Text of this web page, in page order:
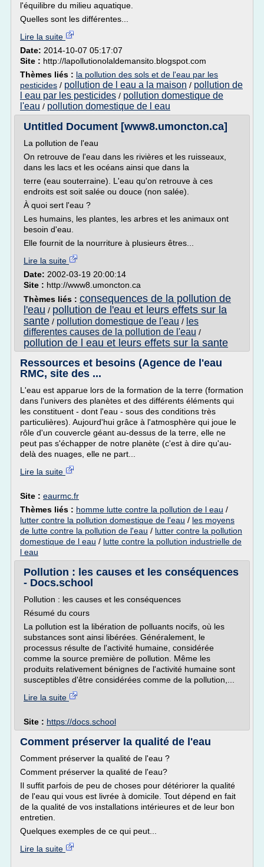
l'équilibre du milieu aquatique.
Quelles sont les différentes...
Lire la suite
Date: 2014-10-07 05:17:07
Site : http://lapollutionolaldemansito.blogspot.com
Thèmes liés : la pollution des sols et de l'eau par les
pesticides / pollution de l eau a la maison / pollution de
l eau par les pesticides / pollution domestique de
l'eau / pollution domestique de l eau
Untitled Document [www8.umoncton.ca]
La pollution de l'eau
On retrouve de l'eau dans les rivières et les ruisseaux,
dans les lacs et les océans ainsi que dans la
terre (eau souterraine). L'eau qu'on retrouve à ces
endroits est soit salée ou douce (non salée).
À quoi sert l'eau ?
Les humains, les plantes, les arbres et les animaux ont
besoin d'eau.
Elle fournit de la nourriture à plusieurs êtres...
Lire la suite
Date: 2002-03-19 20:00:14
Site : http://www8.umoncton.ca
Thèmes liés : consequences de la pollution de
l'eau / pollution de l'eau et leurs effets sur la
sante / pollution domestique de l'eau / les
differentes causes de la pollution de l'eau /
pollution de l eau et leurs effets sur la sante
Ressources et besoins (Agence de l'eau
RMC, site des ...
L'eau est apparue lors de la formation de la terre (formation
dans l'univers des planètes et des différents éléments qui
les constituent - dont l'eau - sous des conditions très
particulières). Aujourd'hui grâce à l'atmosphère qui joue le
rôle d'un couvercle géant au-dessus de la terre, elle ne
peut pas s'échapper de notre planète (c'est à dire qu'au-
delà des nuages, elle ne part...
Lire la suite
Site : eaurmc.fr
Thèmes liés : homme lutte contre la pollution de l eau /
lutter contre la pollution domestique de l'eau / les moyens
de lutte contre la pollution de l'eau / lutter contre la pollution
domestique de l eau / lutte contre la pollution industrielle de
l eau
Pollution : les causes et les conséquences
- Docs.school
Pollution : les causes et les conséquences
Résumé du cours
La pollution est la libération de polluants nocifs, où les
substances sont ainsi libérées. Généralement, le
processus résulte de l'activité humaine, considérée
comme la source première de pollution. Même les
produits relativement bénignes de l'activité humaine sont
susceptibles d'être considérées comme de la pollution,...
Lire la suite
Site : https://docs.school
Comment préserver la qualité de l'eau
Comment préserver la qualité de l'eau ?
Comment préserver la qualité de l'eau?
Il suffit parfois de peu de choses pour détériorer la qualité
de l'eau qui vous est livrée à domicile. Tout dépend en fait
de la qualité de vos installations intérieures et de leur bon
entretien.
Quelques exemples de ce qui peut...
Lire la suite